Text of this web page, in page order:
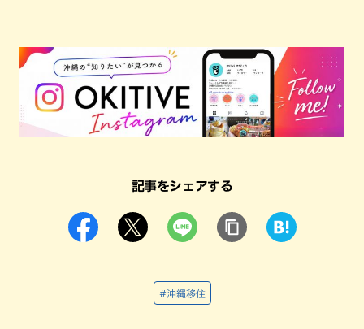
記事をシェアする
#沖縄移住